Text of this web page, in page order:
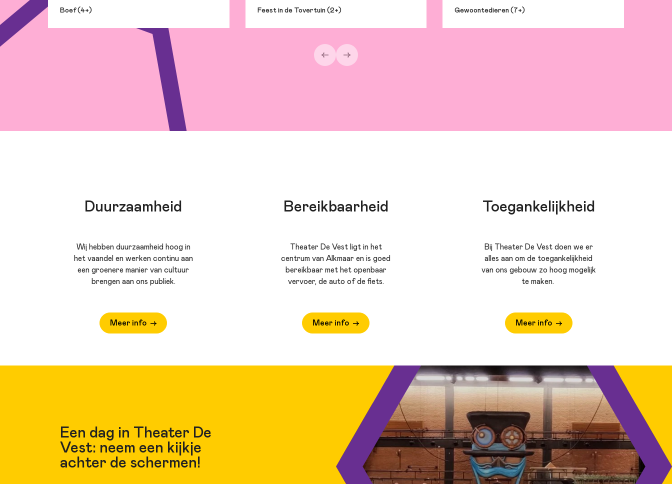
Boef (4+) Feest in de Tovertuin (2+) Gewoontedieren (7+)
Duurzaamheid
Wij hebben duurzaamheid hoog in
het vaandel en werken continu aan
een groenere manier van cultuur
brengen aan ons publiek.
Meer info
Bereikbaarheid
Theater De Vest ligt in het
centrum van Alkmaar en is goed
bereikbaar met het openbaar
vervoer, de auto of de fiets.
Meer info
Toegankelijkheid
Bij Theater De Vest doen we er
alles aan om de toegankelijkheid
van ons gebouw zo hoog mogelijk
te maken.
Meer info
Een dag in Theater De
Vest: neem een kijkje
achter de schermen!